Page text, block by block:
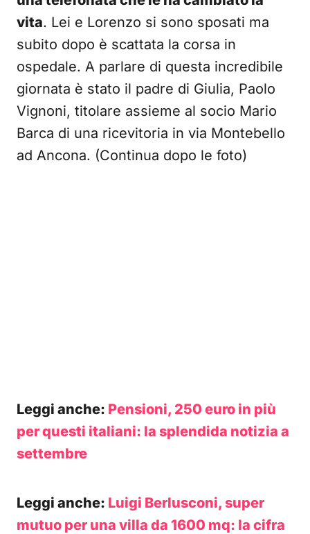
vita. Lei e Lorenzo si sono sposati ma
subito dopo è scattata la corsa in
ospedale. A parlare di questa incredibile
giornata è stato il padre di Giulia, Paolo
Vignoni, titolare assieme al socio Mario
Barca di una ricevitoria in via Montebello
ad Ancona. (Continua dopo le foto)
Leggi anche: Pensioni, 250 euro in più
per questi italiani: la splendida notizia a
settembre
Leggi anche: Luigi Berlusconi, super
mutuo per una villa da 1600 mq: la cifra